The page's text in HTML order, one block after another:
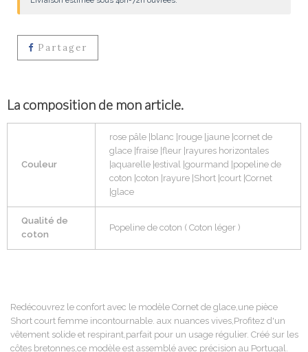
Partager
La composition de mon article.
Couleur
rose pâle |blanc |rouge |jaune |cornet de
glace |fraise |fleur |rayures horizontales
|aquarelle |estival |gourmand |popeline de
coton |coton |rayure |Short |court |Cornet
|glace
Qualité de
coton
Popeline de coton ( Coton léger )
Redécouvrez le confort avec le modèle Cornet de glace,une pièce
Short court femme incontournable. aux nuances vives,Profitez d'un
vêtement solide et respirant,parfait pour un usage régulier. Créé sur les
côtes bretonnes,ce modèle est assemblé avec précision au Portugal.